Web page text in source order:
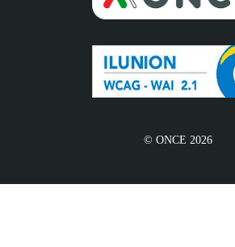
© ONCE 2026